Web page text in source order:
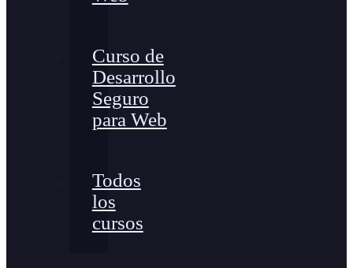
Curso de
Desarrollo
Seguro
para Web
Todos
los
cursos